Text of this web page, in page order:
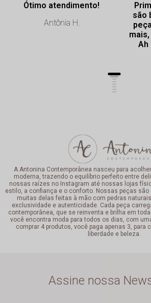
Ótimo atendimento!
Antônia H.
são
A Antonina Contemporânea nasceu para
moderna, trazendo o equilíbrio perfeito entre
nossas raízes no Instagram até nossas lojas
estilo, a confiança e o conforto. Nossas peças
muitas delas feitas à mão com pedras
exclusividade e autenticidade. Cada peça
contemporânea, que se reinventa e brilha em
você encontra moda para todos os dias, com
comprar 4 produtos, você paga apenas 3, para
liberdade e beleza.
Assine nossa